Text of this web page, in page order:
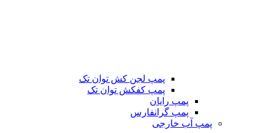
پمپ لجن کش توان تک
پمپ کفکش توان تک
پمپ رایان
پمپ گرانفارس
پمپ آب خارجی